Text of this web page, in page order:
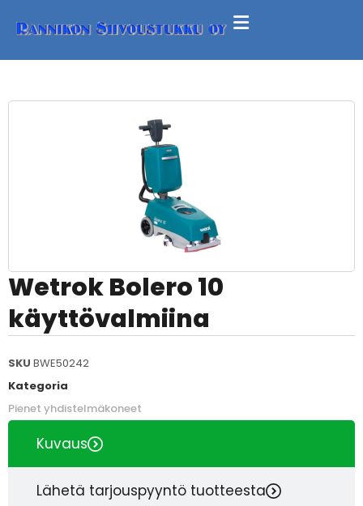
Wetrok Bolero 10
käyttövalmiina
SKU BWE50242
Kategoria
Pienet yhdistelmäkoneet
Kuvaus
Lähetä tarjouspyyntö tuotteesta